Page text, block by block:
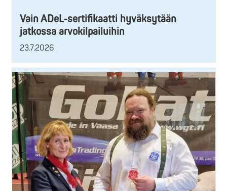
Vain ADeL-sertifikaatti hyväksytään
jatkossa arvokilpailuihin
23.7.2026